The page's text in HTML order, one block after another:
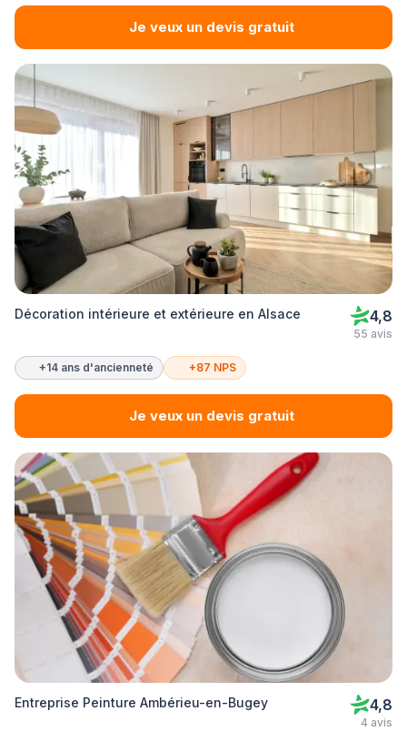
Je veux un devis gratuit
Décoration intérieure et extérieure en Alsace 4,8
55 avis
+14 ans d'ancienneté +87 NPS
Je veux un devis gratuit
Entreprise Peinture Ambérieu-en-Bugey 4,8
4 avis